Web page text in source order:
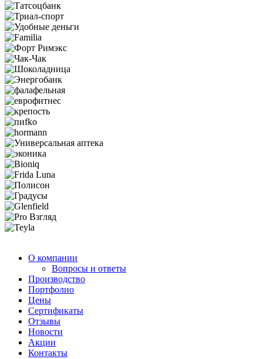
О компании
Вопросы и ответы
Производство
Портфолио
Цены
Сертификаты
Отзывы
Новости
Акции
Контакты